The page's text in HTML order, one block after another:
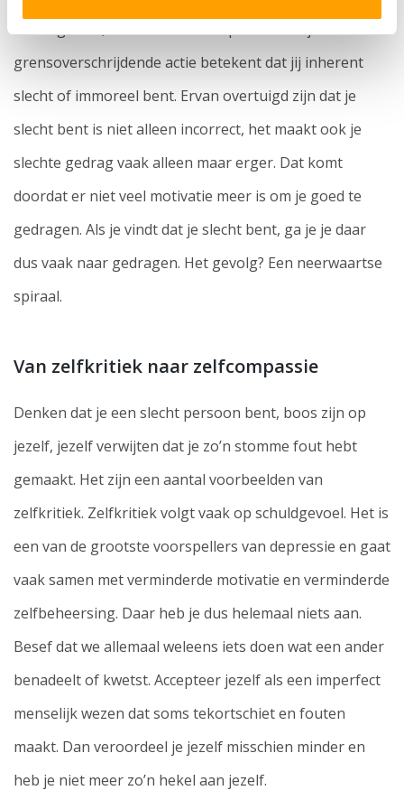
grensoverschrijdende actie betekent dat jij inherent
slecht of immoreel bent. Ervan overtuigd zijn dat je
slecht bent is niet alleen incorrect, het maakt ook je
slechte gedrag vaak alleen maar erger. Dat komt
doordat er niet veel motivatie meer is om je goed te
gedragen. Als je vindt dat je slecht bent, ga je je daar
dus vaak naar gedragen. Het gevolg? Een neerwaartse
spiraal.
Van zelfkritiek naar zelfcompassie
Denken dat je een slecht persoon bent, boos zijn op
jezelf, jezelf verwijten dat je zo’n stomme fout hebt
gemaakt. Het zijn een aantal voorbeelden van
zelfkritiek. Zelfkritiek volgt vaak op schuldgevoel. Het is
een van de grootste voorspellers van depressie en gaat
vaak samen met verminderde motivatie en verminderde
zelfbeheersing. Daar heb je dus helemaal niets aan.
Besef dat we allemaal weleens iets doen wat een ander
benadeelt of kwetst. Accepteer jezelf als een imperfect
menselijk wezen dat soms tekortschiet en fouten
maakt. Dan veroordeel je jezelf misschien minder en
heb je niet meer zo’n hekel aan jezelf.